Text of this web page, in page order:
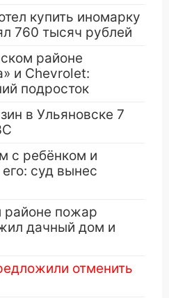
купить иномарку
760 тысяч рублей
районе
и Chevrolet:
подросток
в Ульяновске 7
с ребёнком и
суд вынес
районе пожар
дачный дом и
отменить